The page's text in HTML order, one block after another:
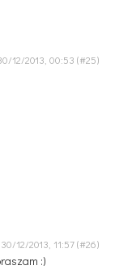
12/2013, 00:53
30/12/2013, 11:57
:)